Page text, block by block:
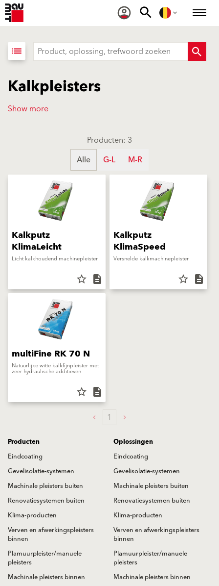
list
Kalkpleisters
Show more
Producten: 3
Alle
G-L M-R
Kalkputz
KlimaLeicht
Licht kalkhoudend machinepleister
star_border description
Kalkputz
KlimaSpeed
Versnelde kalkmachinepleister
star_border description
multiFine RK 70 N
Natuurlijke witte kalkfijnpleister met
zeer hydraulische additieven
star_border description
1
Producten
Eindcoating
Gevelisolatie-systemen
Machinale pleisters buiten
Renovatiesystemen buiten
Klima-producten
Verven en afwerkingspleisters
binnen
Plamuurpleister/manuele
pleisters
Machinale pleisters binnen
Oplossingen
Eindcoating
Gevelisolatie-systemen
Machinale pleisters buiten
Renovatiesystemen buiten
Klima-producten
Verven en afwerkingspleisters
binnen
Plamuurpleister/manuele
pleisters
Machinale pleisters binnen